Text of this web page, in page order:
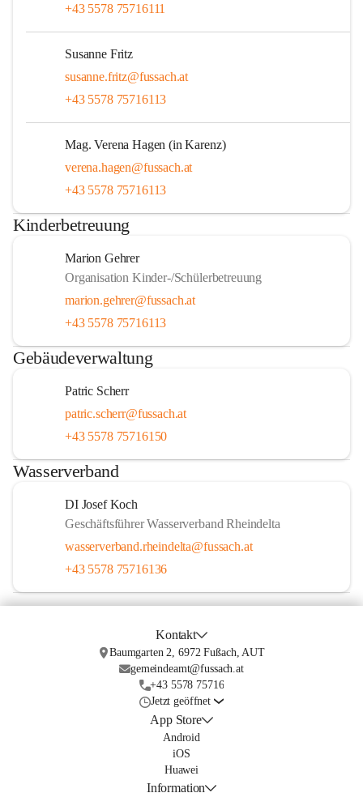
+43 5578 75716111
Susanne Fritz
susanne.fritz@fussach.at
+43 5578 75716113
Mag. Verena Hagen (in Karenz)
verena.hagen@fussach.at
+43 5578 75716113
Kinderbetreuung
Marion Gehrer
Organisation Kinder-/Schülerbetreuung
marion.gehrer@fussach.at
+43 5578 75716113
Gebäudeverwaltung
Patric Scherr
patric.scherr@fussach.at
+43 5578 75716150
Wasserverband
DI Josef Koch
Geschäftsführer Wasserverband Rheindelta
wasserverband.rheindelta@fussach.at
+43 5578 75716136
Kontakt
Baumgarten 2, 6972 Fußach, AUT
gemeindeamt@fussach.at
+43 5578 75716
Jetzt geöffnet
App Store
Android
iOS
Huawei
Information